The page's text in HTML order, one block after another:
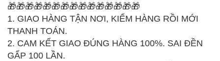
🎁🎁🎁🎁🎁🎁🎁🎁🎁🎁🎁🎁🎁🎁🎁
1. GIAO HÀNG TẬN NƠI, KIỂM HÀNG RỒI MỚI
THANH TOÁN.
2. CAM KẾT GIAO ĐÚNG HÀNG 100%. SAI ĐỀN
GẤP 100 LẦN.